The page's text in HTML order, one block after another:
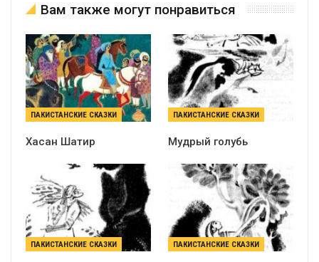
Вам также могут понравиться
ПАКИСТАНСКИЕ СКАЗКИ
Хасан Шатир
ПАКИСТАНСКИЕ СКАЗКИ
Мудрый голубь
ПАКИСТАНСКИЕ СКАЗКИ ПАКИСТАНСКИЕ СКАЗКИ